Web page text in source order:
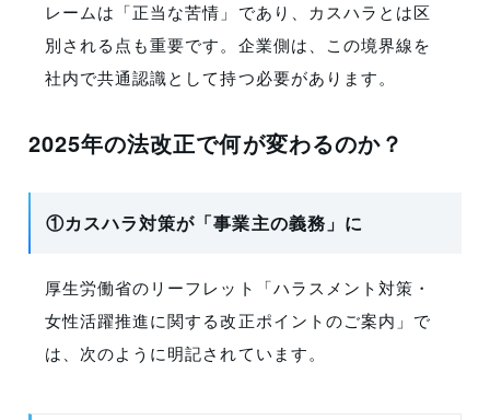
レームは「正当な苦情」であり、カスハラとは区
別される点も重要です。企業側は、この境界線を
社内で共通認識として持つ必要があります。
2025年の法改正で何が変わるのか？
①カスハラ対策が「事業主の義務」に
厚生労働省のリーフレット「ハラスメント対策・
女性活躍推進に関する改正ポイントのご案内」で
は、次のように明記されています。